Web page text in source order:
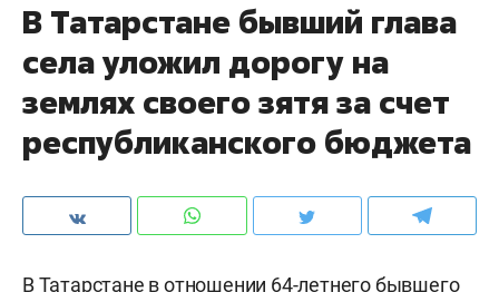
В Татарстане бывший глава
села уложил дорогу на
землях своего зятя за счет
республиканского бюджета
В Татарстане в отношении 64-летнего бывшего